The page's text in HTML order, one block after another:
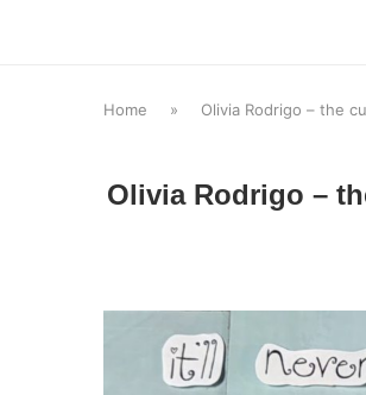
Home » Olivia Rodrigo – the
Olivia Rodrigo –